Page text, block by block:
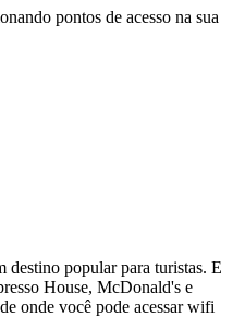
pontos de acesso na sua
destino popular para turistas. E
House, McDonald's e
onde você pode acessar wifi